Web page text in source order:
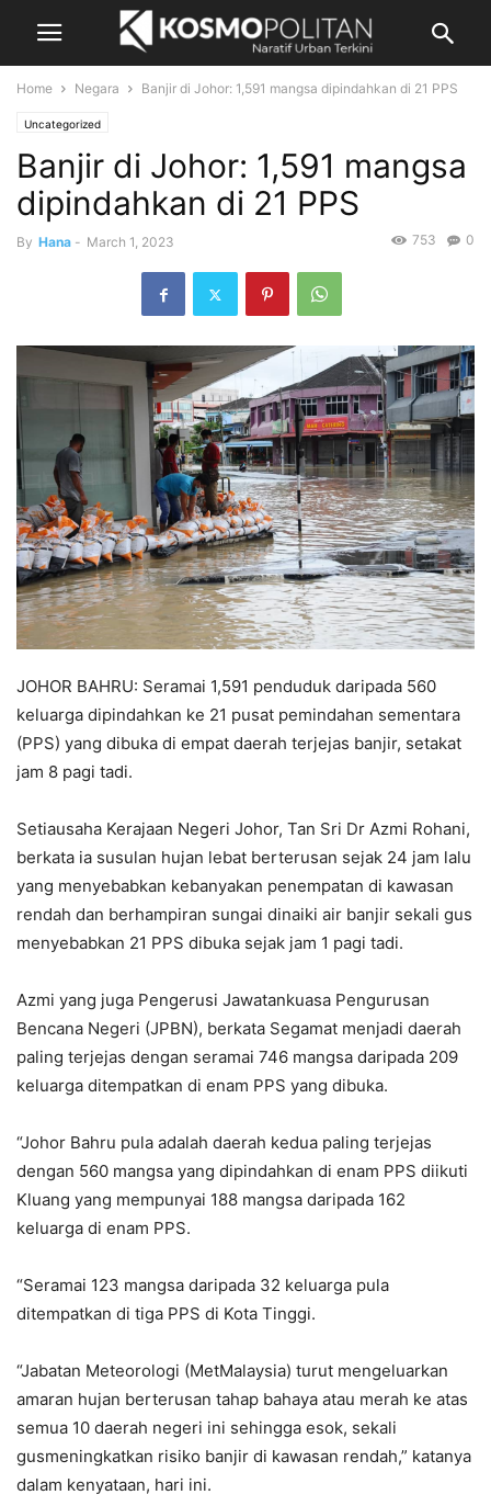
Home Negara Banjir di Johor: 1,591 mangsa dipindahkan di 21 PPS
Uncategorized
Banjir di Johor: 1,591 mangsa
dipindahkan di 21 PPS
By Hana - March 1, 2023 0
753
JOHOR BAHRU: Seramai 1,591 penduduk daripada 560
keluarga dipindahkan ke 21 pusat pemindahan sementara
(PPS) yang dibuka di empat daerah terjejas banjir, setakat
jam 8 pagi tadi.
Setiausaha Kerajaan Negeri Johor, Tan Sri Dr Azmi Rohani,
berkata ia susulan hujan lebat berterusan sejak 24 jam lalu
yang menyebabkan kebanyakan penempatan di kawasan
rendah dan berhampiran sungai dinaiki air banjir sekali gus
menyebabkan 21 PPS dibuka sejak jam 1 pagi tadi.
Azmi yang juga Pengerusi Jawatankuasa Pengurusan
Bencana Negeri (JPBN), berkata Segamat menjadi daerah
paling terjejas dengan seramai 746 mangsa daripada 209
keluarga ditempatkan di enam PPS yang dibuka.
“Johor Bahru pula adalah daerah kedua paling terjejas
dengan 560 mangsa yang dipindahkan di enam PPS diikuti
Kluang yang mempunyai 188 mangsa daripada 162
keluarga di enam PPS.
“Seramai 123 mangsa daripada 32 keluarga pula
ditempatkan di tiga PPS di Kota Tinggi.
“Jabatan Meteorologi (MetMalaysia) turut mengeluarkan
amaran hujan berterusan tahap bahaya atau merah ke atas
semua 10 daerah negeri ini sehingga esok, sekali
gusmeningkatkan risiko banjir di kawasan rendah,” katanya
dalam kenyataan, hari ini.